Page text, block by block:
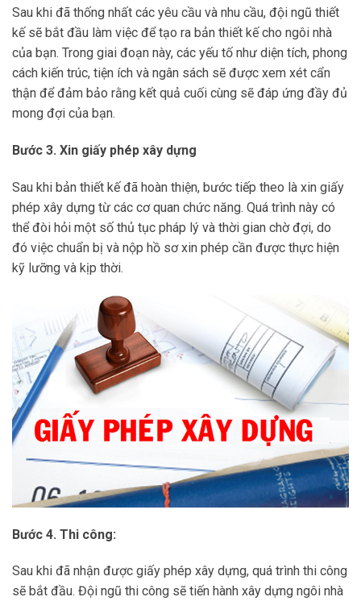
Sau khi đã thống nhất các yêu cầu và nhu cầu, đội ngũ thiết
kế sẽ bắt đầu làm việc để tạo ra bản thiết kế cho ngôi nhà
của bạn. Trong giai đoạn này, các yếu tố như diện tích, phong
cách kiến trúc, tiện ích và ngân sách sẽ được xem xét cẩn
thận để đảm bảo rằng kết quả cuối cùng sẽ đáp ứng đầy đủ
mong đợi của bạn.
Bước 3. Xin giấy phép xây dựng
Sau khi bản thiết kế đã hoàn thiện, bước tiếp theo là xin giấy
phép xây dựng từ các cơ quan chức năng. Quá trình này có
thể đòi hỏi một số thủ tục pháp lý và thời gian chờ đợi, do
đó việc chuẩn bị và nộp hồ sơ xin phép cần được thực hiện
kỹ lưỡng và kịp thời.
Bước 4. Thi công:
Sau khi đã nhận được giấy phép xây dựng, quá trình thi công
sẽ bắt đầu. Đội ngũ thi công sẽ tiến hành xây dựng ngôi nhà